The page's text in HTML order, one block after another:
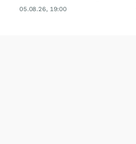
05.08.26, 19:00